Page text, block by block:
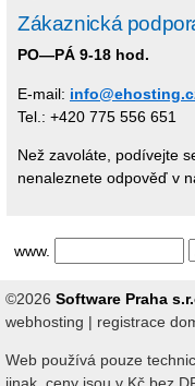
Zákaznická
PO—PÁ 9-18 hod.
E-mail:
Tel.: +420 775 556 651
Než zavoláte, podívejte
nenaleznete odpověď v
www.
©2026 Software Praha
webhosting | registrace
Web používá pouze